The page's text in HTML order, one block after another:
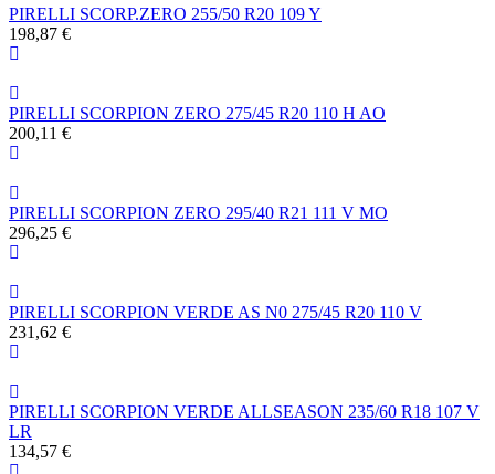
PIRELLI SCORP.ZERO 255/50 R20 109 Y
198,87 €
PIRELLI SCORPION ZERO 275/45 R20 110 H AO
200,11 €
PIRELLI SCORPION ZERO 295/40 R21 111 V MO
296,25 €
PIRELLI SCORPION VERDE AS N0 275/45 R20 110 V
231,62 €
PIRELLI SCORPION VERDE ALLSEASON 235/60 R18 107 V
LR
134,57 €